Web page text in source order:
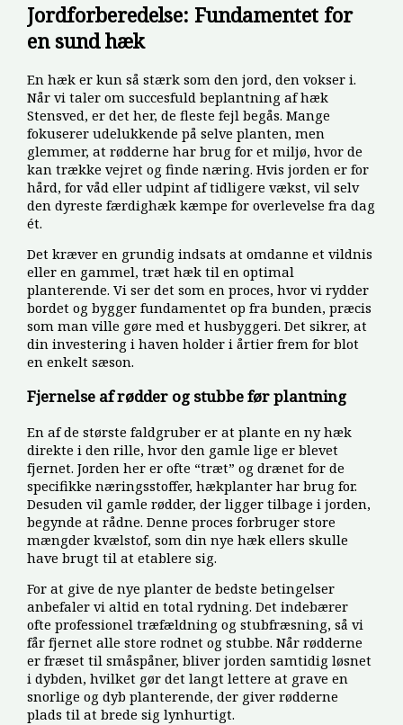
Jordforberedelse: Fundamentet for
en sund hæk
En hæk er kun så stærk som den jord, den vokser i.
Når vi taler om succesfuld beplantning af hæk
Stensved, er det her, de fleste fejl begås. Mange
fokuserer udelukkende på selve planten, men
glemmer, at rødderne har brug for et miljø, hvor de
kan trække vejret og finde næring. Hvis jorden er for
hård, for våd eller udpint af tidligere vækst, vil selv
den dyreste færdighæk kæmpe for overlevelse fra dag
ét.
Det kræver en grundig indsats at omdanne et vildnis
eller en gammel, træt hæk til en optimal
planterende. Vi ser det som en proces, hvor vi rydder
bordet og bygger fundamentet op fra bunden, præcis
som man ville gøre med et husbyggeri. Det sikrer, at
din investering i haven holder i årtier frem for blot
en enkelt sæson.
Fjernelse af rødder og stubbe før plantning
En af de største faldgruber er at plante en ny hæk
direkte i den rille, hvor den gamle lige er blevet
fjernet. Jorden her er ofte “træt” og drænet for de
specifikke næringsstoffer, hækplanter har brug for.
Desuden vil gamle rødder, der ligger tilbage i jorden,
begynde at rådne. Denne proces forbruger store
mængder kvælstof, som din nye hæk ellers skulle
have brugt til at etablere sig.
For at give de nye planter de bedste betingelser
anbefaler vi altid en total rydning. Det indebærer
ofte professionel træfældning og stubfræsning, så vi
får fjernet alle store rodnet og stubbe. Når rødderne
er fræset til småspåner, bliver jorden samtidig løsnet
i dybden, hvilket gør det langt lettere at grave en
snorlige og dyb planterende, der giver rødderne
plads til at brede sig lynhurtigt.